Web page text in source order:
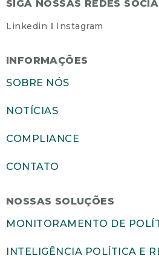
SIGA NOSSAS REDES
Linkedin Instagram
INFORMAÇÕES
SOBRE NÓS
NOTÍCIAS
COMPLIANCE
CONTATO
NOSSAS SOLUÇÕES
MONITORAMENTO DE
INTELIGÊNCIA POLÍTICA E